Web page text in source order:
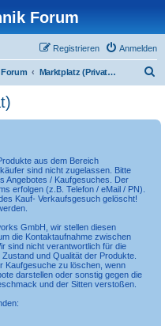
Forum
Anmelden
Registrieren
Forum Marktplatz (Privat zu Privat)
aus dem Bereich
sind nicht zugelassen. Bitte
Angebotes / Kaufgesuches. Der
erfolgen (z.B. Telefon / eMail / PN).
Kauf- Verkaufsgesuch gelöscht!
GmbH, wir stellen diesen
die Kontaktaufnahme zwischen
sind nicht verantwortlich für die
und Qualität der Produkte.
Kaufgesuche zu löschen, wenn
darstellen oder sonstig gegen die
und der Sitten verstoßen.